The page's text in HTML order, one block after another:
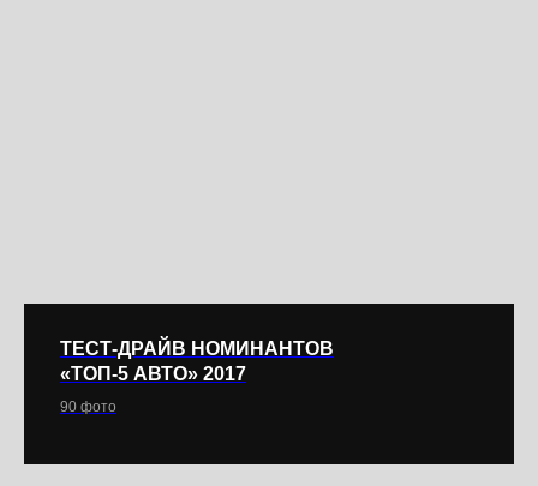
ТЕСТ-ДРАЙВ НОМИНАНТОВ
«ТОП-5 АВТО» 2017
90 фото